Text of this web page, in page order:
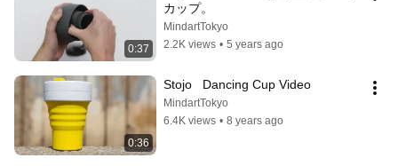
0:37
カップ。
MindartTokyo
2.2K views • 5 years ago
0:36
Stojo   Dancing Cup Video
MindartTokyo
6.4K views • 8 years ago